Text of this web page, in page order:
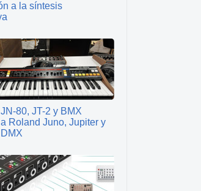
a la síntesis
80, JT-2 y BMX
Roland Juno, Jupiter y